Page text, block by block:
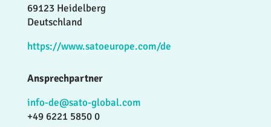
69123 Heidelberg
Deutschland
https://www.satoeurope.com/de
Ansprechpartner
info-de@sato-global.com
+49 6221 5850 0